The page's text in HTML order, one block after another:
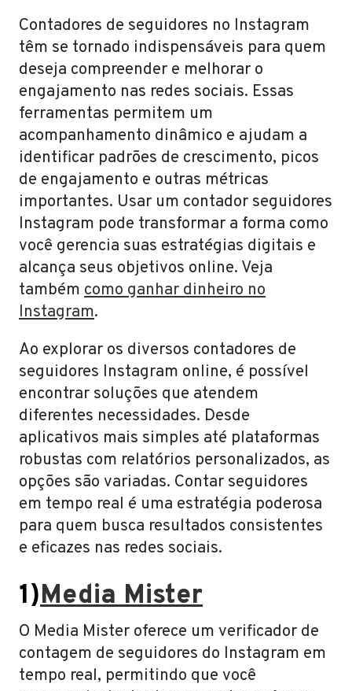
Contadores de seguidores no Instagram
têm se tornado indispensáveis para quem
deseja compreender e melhorar o
engajamento nas redes sociais. Essas
ferramentas permitem um
acompanhamento dinâmico e ajudam a
identificar padrões de crescimento, picos
de engajamento e outras métricas
importantes. Usar um contador seguidores
Instagram pode transformar a forma como
você gerencia suas estratégias digitais e
alcança seus objetivos online. Veja
também como ganhar dinheiro no
Instagram.
Ao explorar os diversos contadores de
seguidores Instagram online, é possível
encontrar soluções que atendem
diferentes necessidades. Desde
aplicativos mais simples até plataformas
robustas com relatórios personalizados, as
opções são variadas. Contar seguidores
em tempo real é uma estratégia poderosa
para quem busca resultados consistentes
e eficazes nas redes sociais.
1)Media Mister
O Media Mister oferece um verificador de
contagem de seguidores do Instagram em
tempo real, permitindo que você